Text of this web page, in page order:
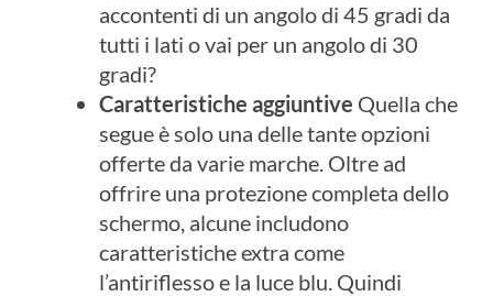
accontenti di un angolo di 45 gradi da
tutti i lati o vai per un angolo di 30
gradi?
Caratteristiche aggiuntive Quella che
segue è solo una delle tante opzioni
offerte da varie marche. Oltre ad
offrire una protezione completa dello
schermo, alcune includono
caratteristiche extra come
l’antiriflesso e la luce blu. Quindi